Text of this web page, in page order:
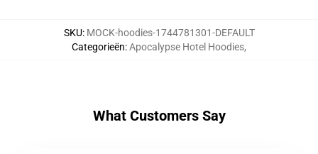
SKU: MOCK-hoodies-1744781301-DEFAULT
Categorieën:Apocalypse Hotel Hoodies,
What Customers Say